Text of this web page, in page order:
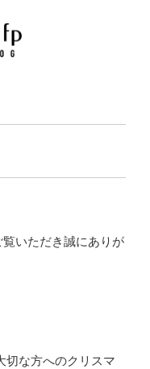
いただき誠にありが
切な方へのクリスマ